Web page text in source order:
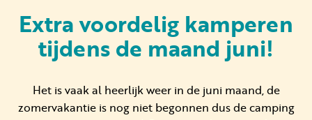
Huren
Particulier huren
Extra voordelig kamperen
tijdens de maand juni!
Het is vaak al heerlijk weer in de juni maand, de
zomervakantie is nog niet begonnen dus de camping